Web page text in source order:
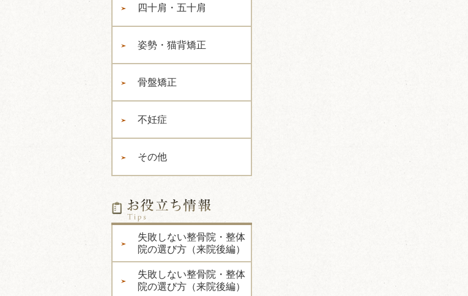
四十肩・五十肩
姿勢・猫背矯正
骨盤矯正
不妊症
その他
失敗しない整骨院・整体
院の選び方（来院後編）
失敗しない整骨院・整体
院の選び方（来院後編）